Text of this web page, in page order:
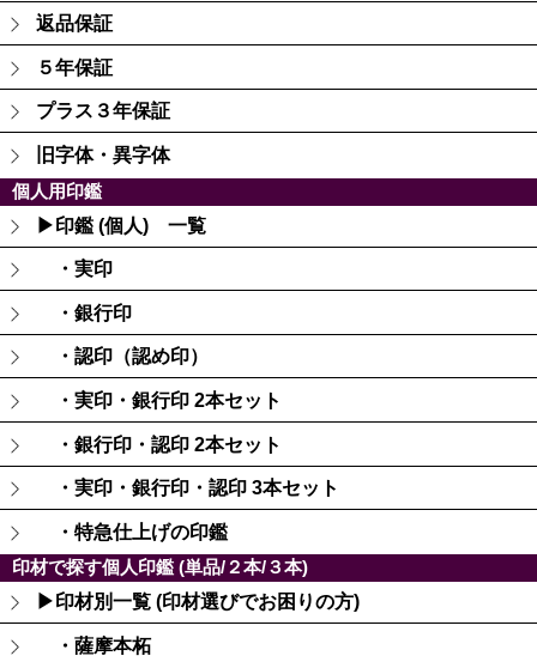
返品保証
５年保証
プラス３年保証
旧字体・異字体
個人用印鑑
▶印鑑 (個人) 一覧
・実印
・銀行印
・認印（認め印）
・実印・銀行印 2本セット
・銀行印・認印 2本セット
・実印・銀行印・認印 3本セット
・特急仕上げの印鑑
印材で探す個人印鑑 (単品/２本/３本)
▶印材別一覧 (印材選びでお困りの方)
・薩摩本柘